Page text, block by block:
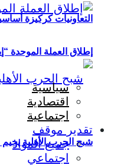
التعاونيات كركيزة
شبح الحرب الأهلية يخيم
إطلاق العملة الموحدة “إيكو” في 2027.. “إيكواس”
سياسية
اقتصادية
اجتماعية
تقدير موقف
جميع المواد
اجتماعي